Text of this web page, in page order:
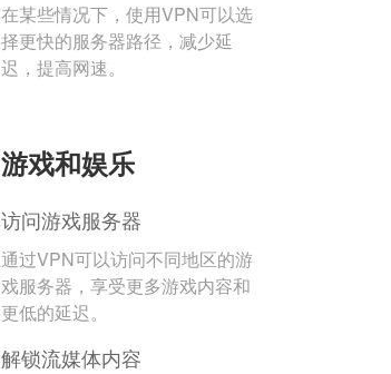
在某些情况下，使用VPN可以选
择更快的服务器路径，减少延
迟，提高网速。
游戏和娱乐
访问游戏服务器
通过VPN可以访问不同地区的游
戏服务器，享受更多游戏内容和
更低的延迟。
解锁流媒体内容